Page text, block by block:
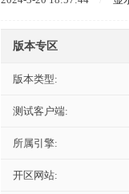
版本专区
版本类型:
测试客户端:
所属引擎:
开区网站: